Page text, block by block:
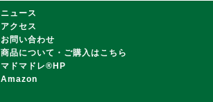
ニュース
アクセス
お問い合わせ
商品について・ご購入はこちら
マドマドレ®HP
Amazon